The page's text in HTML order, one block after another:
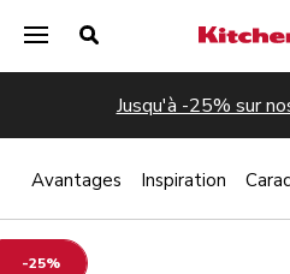
Jusqu'à -25% sur
-25%
Avantages Inspiration